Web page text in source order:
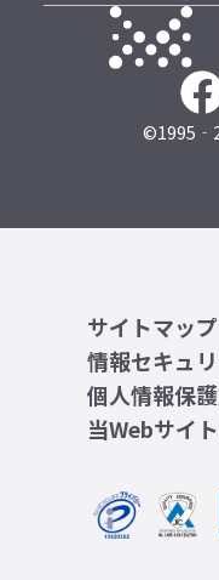
サイトマップ
情報セキュ
個人情報保
当Webサイ